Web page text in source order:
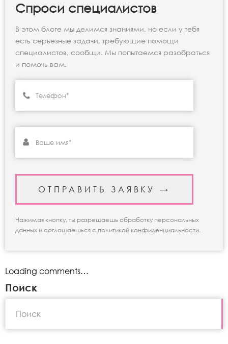
Спроси специалистов
В этом блоге мы делимся знаниями, но если у тебя
есть серьезные задачи, требующие помощи
специалистов, сообщи. Мы попытаемся разобраться
и помочь вам.
Нажимая кнопку, ты разрешаешь обработку персональных
данных и соглашаешься с политикой конфиденциальности.
Loading comments…
Поиск